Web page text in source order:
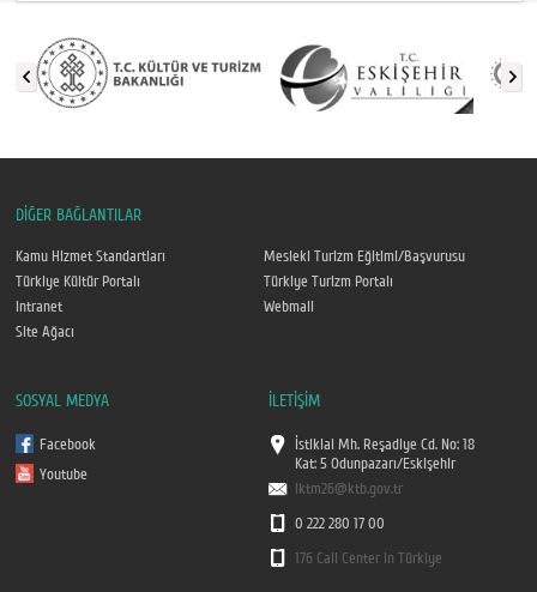
DİĞER BAĞLANTILAR
Kamu Hizmet Standartları
Mesleki Turizm Eğitimi/Başvurusu
Türkiye Kültür Portalı
Türkiye Turizm Portalı
Intranet
Webmail
Site Ağacı
SOSYAL MEDYA
Facebook
Youtube
İLETİŞİM
İstiklal Mh. Reşadiye Cd. No: 18
Kat: 5 Odunpazarı/Eskişehir
iktm26@ktb.gov.tr
0 222 280 17 00
176 Call Center in Türkiye